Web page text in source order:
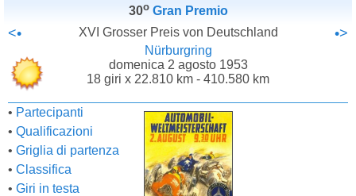
30o Gran Premio
<• XVI Grosser Preis von Deutschland •>
Nürburgring
domenica 2 agosto 1953
18 giri x 22.810 km - 410.580 km
• Partecipanti
• Qualificazioni
• Griglia di partenza
• Classifica
• Giri in testa